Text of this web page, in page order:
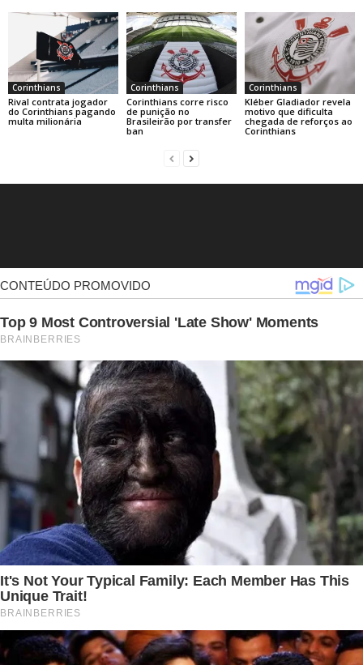
Corinthians
Rival contrata jogador
do Corinthians pagando
multa milionária
Corinthians
Corinthians corre risco
de punição no
Brasileirão por transfer
ban
Corinthians
Kléber Gladiador revela
motivo que dificulta
chegada de reforços ao
Corinthians